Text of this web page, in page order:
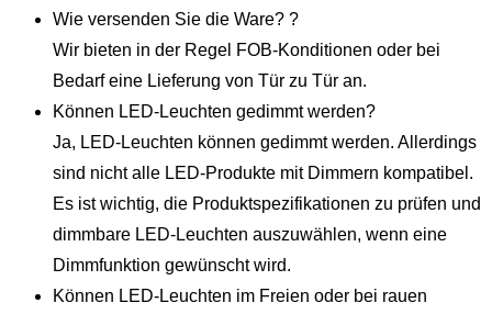
Wie versenden Sie die Ware? ?
Wir bieten in der Regel FOB-Konditionen oder bei
Bedarf eine Lieferung von Tür zu Tür an.
Können LED-Leuchten gedimmt werden?
Ja, LED-Leuchten können gedimmt werden. Allerdings
sind nicht alle LED-Produkte mit Dimmern kompatibel.
Es ist wichtig, die Produktspezifikationen zu prüfen und
dimmbare LED-Leuchten auszuwählen, wenn eine
Dimmfunktion gewünscht wird.
Können LED-Leuchten im Freien oder bei rauen